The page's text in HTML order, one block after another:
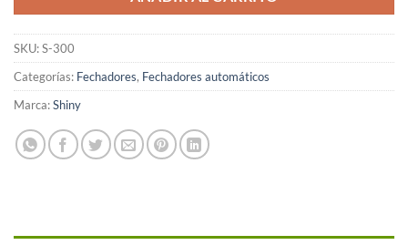
SKU:S-300
Categorías: Fechadores, Fechadores automáticos
Marca:Shiny